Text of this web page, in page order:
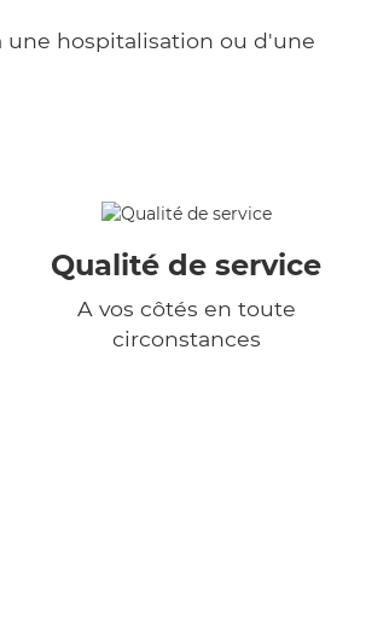
hospitalisation ou d'une
Qualité de service
A vos côtés en toute
circonstances